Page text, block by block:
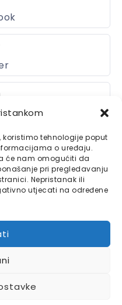
koristimo tehnologije poput
o uređaju.
će nam omogućiti da
pri pregledavanju
Nepristanak ili
utjecati na određene
koristi